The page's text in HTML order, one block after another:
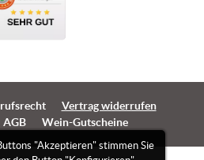
"Akzeptieren" stimmen Sie
Vertrag widerrufen
AGB Wein-Gutscheine